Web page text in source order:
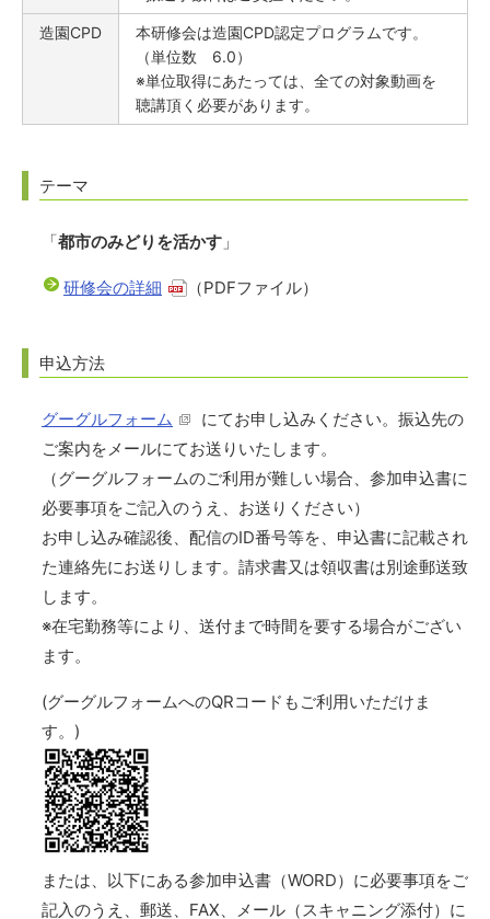
造園CPD
本研修会は造園CPD認定プログラムです。
（単位数 6.0）
※単位取得にあたっては、全ての対象動画を
聴講頂く必要があります。
テーマ
「都市のみどりを活かす 」
研修会の詳細 （PDFファイル）
申込方法
グーグルフォーム
にてお申し込みください。振込先の
ご案内をメールにてお送りいたします。
（グーグルフォームのご利用が難しい場合、参加申込書に
必要事項をご記入のうえ、お送りください）
お申し込み確認後、配信のID番号等を、申込書に記載され
た連絡先にお送りします。請求書又は領収書は別途郵送致
します。
※在宅勤務等により、送付まで時間を要する場合がござい
ます。
(グーグルフォームへのQRコードもご利用いただけま
す。)
または、以下にある参加申込書（WORD）に必要事項をご
記入のうえ、郵送、FAX、メール（スキャニング添付）に